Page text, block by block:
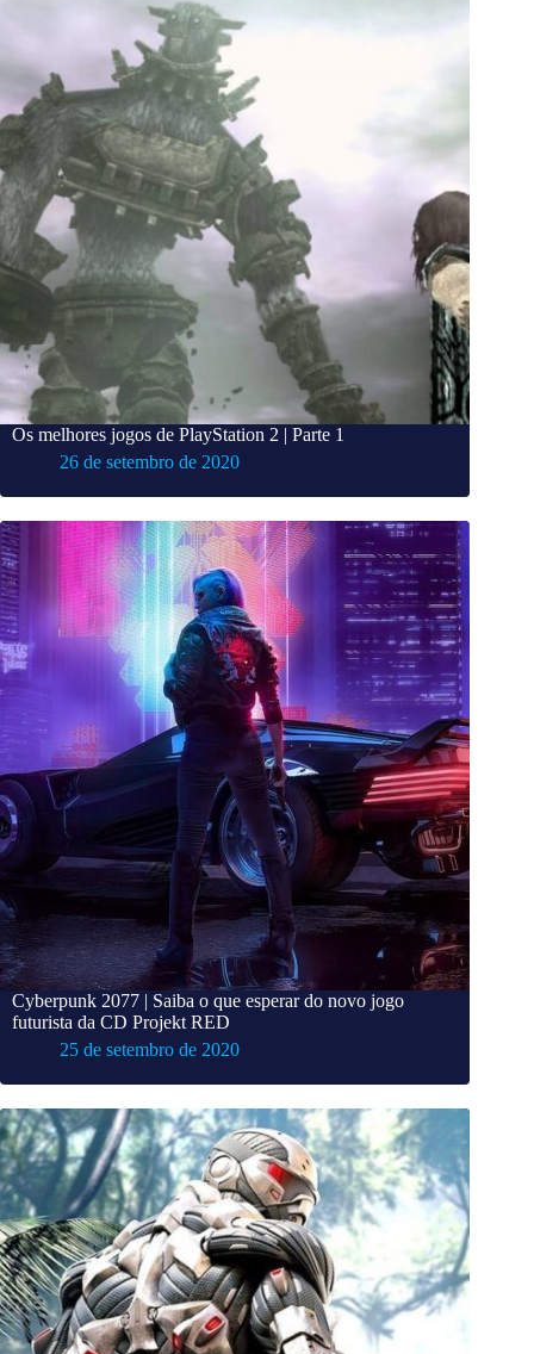
Os melhores jogos de PlayStation 2 | Parte 1
26 de setembro de 2020
Cyberpunk 2077 | Saiba o que esperar do novo jogo
futurista da CD Projekt RED
25 de setembro de 2020